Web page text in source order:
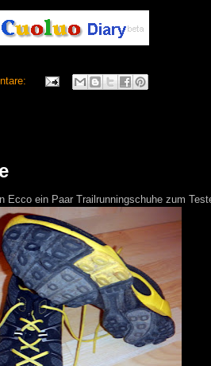
Ecco ein Paar Trailrunningschuhe zum